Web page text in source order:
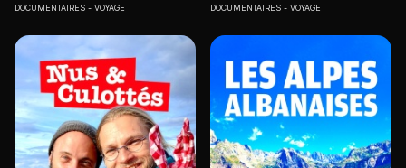
DOCUMENTAIRES VOYAGE DOCUMENTAIRES VOYAGE